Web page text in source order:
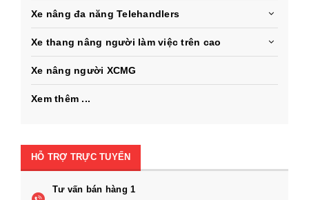
Xe nâng đa năng Telehandlers
Xe thang nâng người làm việc trên cao
Xe nâng người XCMG
Xem thêm ...
HỖ TRỢ TRỰC TUYẾN
Tư vấn bán hàng 1